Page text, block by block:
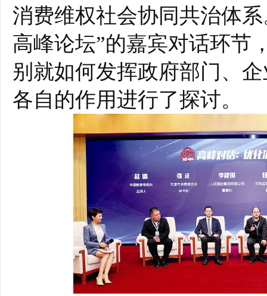
消费维权社会协同共治体
高峰论坛”的嘉宾对话环节
别就如何发挥政府部门、
各自的作用进行了探讨。